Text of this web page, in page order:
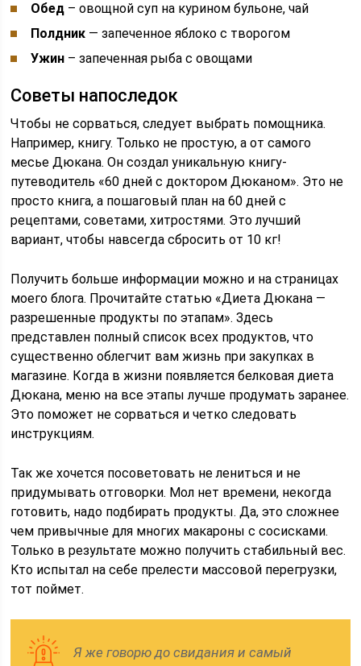
Обед – овощной суп на курином бульоне, чай
Полдник — запеченное яблоко с творогом
Ужин – запеченная рыба с овощами
Советы напоследок
Чтобы не сорваться, следует выбрать помощника.
Например, книгу. Только не простую, а от самого
месье Дюкана. Он создал уникальную книгу-
путеводитель «60 дней с доктором Дюканом». Это не
просто книга, а пошаговый план на 60 дней с
рецептами, советами, хитростями. Это лучший
вариант, чтобы навсегда сбросить от 10 кг!
Получить больше информации можно и на страницах
моего блога. Прочитайте статью «Диета Дюкана —
разрешенные продукты по этапам». Здесь
представлен полный список всех продуктов, что
существенно облегчит вам жизнь при закупках в
магазине. Когда в жизни появляется белковая диета
Дюкана, меню на все этапы лучше продумать заранее.
Это поможет не сорваться и четко следовать
инструкциям.
Так же хочется посоветовать не лениться и не
придумывать отговорки. Мол нет времени, некогда
готовить, надо подбирать продукты. Да, это сложнее
чем привычные для многих макароны с сосисками.
Только в результате можно получить стабильный вес.
Кто испытал на себе прелести массовой перегрузки,
тот поймет.
Я же говорю до свидания и самый